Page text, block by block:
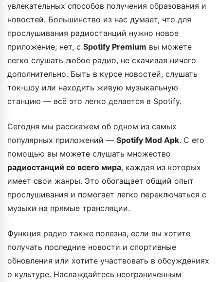
увлекательных способов получения образования и
новостей. Большинство из нас думает, что для
прослушивания радиостанций нужно новое
приложение; нет, с Spotify Premium вы можете
легко слушать любое радио, не скачивая ничего
дополнительно. Быть в курсе новостей, слушать
ток-шоу или находить живую музыкальную
станцию — всё это легко делается в Spotify.
Сегодня мы расскажем об одном из самых
популярных приложений — Spotify Mod Apk. С его
помощью вы можете слушать множество
радиостанций со всего мира, каждая из которых
имеет свои жанры. Это обогащает общий опыт
прослушивания и помогает легко переключаться с
музыки на прямые трансляции.
Функция радио также полезна, если вы хотите
получать последние новости и спортивные
обновления или хотите участвовать в обсуждениях
о культуре. Наслаждайтесь неограниченным